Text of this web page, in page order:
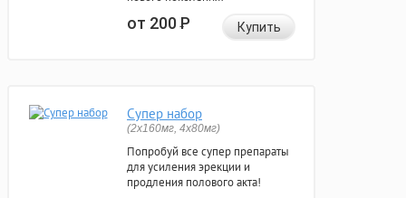
от 200Р Купить
Супер набор
(2х160мг, 4х80мг)
Попробуй все супер препараты
для усиления эрекции и
продления полового акта!